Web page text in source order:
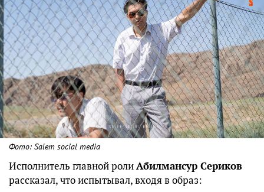
Фото: Salem social media
Исполнитель главной ролиАбилмансур Сериков
рассказал, что испытывал, входя в образ: